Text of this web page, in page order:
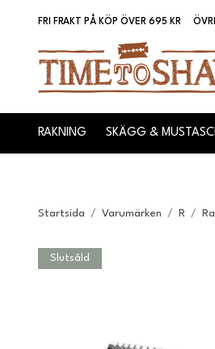
FRI FRAKT PÅ KÖP ÖVER 695 KR
RAKNING SKÄGG &
Startsida / Varumärken / R /
Slutsåld